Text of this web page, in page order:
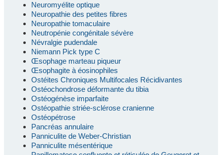
Neuromyélite optique
Neuropathie des petites fibres
Neuropathie tomaculaire
Neutropénie congénitale sévère
Névralgie pudendale
Niemann Pick type C
Œsophage marteau piqueur
Œsophagite à éosinophiles
Ostéites Chroniques Multifocales Récidivantes
Ostéochondrose déformante du tibia
Ostéogénèse imparfaite
Ostéopathie striée-sclérose cranienne
Ostéopétrose
Pancréas annulaire
Panniculite de Weber-Christian
Panniculite mésentérique